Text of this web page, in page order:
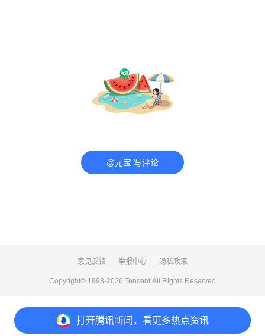
打开腾讯新闻，看更多热点资讯
@元宝 写评论
意见反馈 举报中心 隐私政策
Copyright© 1998-2026 Tencent.All Rights Reserved